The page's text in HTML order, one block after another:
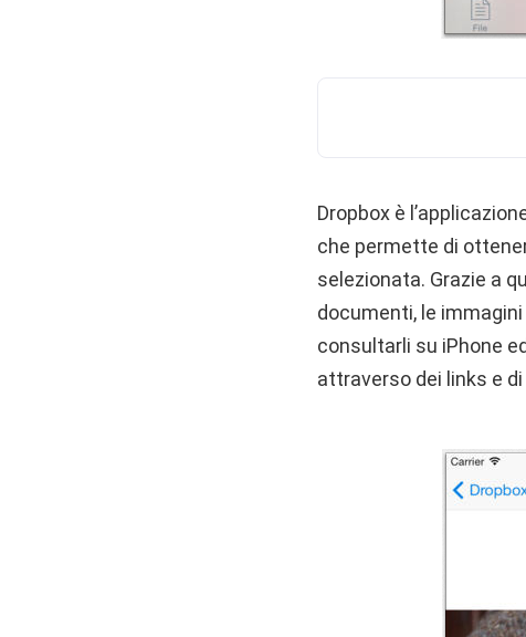
Dropbox è
che permette di
selezionata. Grazie a
documenti, le
consultarli su iPhone
attraverso dei links e